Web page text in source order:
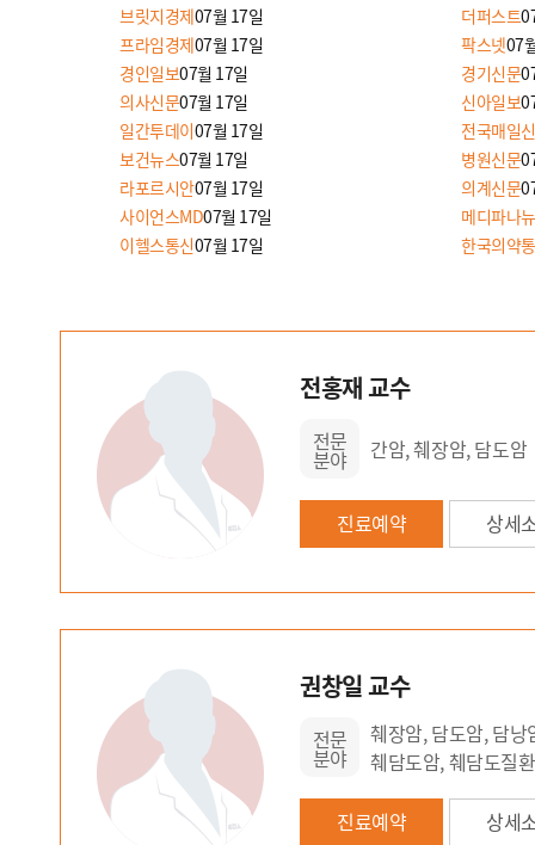
브릿지경제07월 17일 더퍼스트
프라임경제07월 17일 팍스넷07
경인일보07월 17일 경기신문
의사신문07월 17일 신아일보
일간투데이07월 17일
전국매일
보건뉴스07월 17일 병원신문
라포르시안07월 17일 의계신문
사이언스MD07월 17일
메디파나
이헬스통신07월 17일 한국의약
전홍재 교수
전문
분야 간암, 췌장암, 담도암
진료예약 상세
권창일 교수
전문
분야
췌장암, 담도암, 담
췌담도암, 췌담도질
진료예약 상세